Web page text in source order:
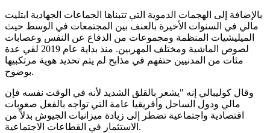
بالإضافة إلى الهجمات الدموية التي تتبناها الجماعات الجهادية ابتليت
مالي في السنوات الأخيرة بالعنف بين المجتمعات في الوسط حيث
الميليشيات المنظمة ومجموعات من الدفاع عن النفس وعصابات
لصوص الماشية ومختلف المهربين. منذ بداية عام 2019 لقي عدة
مئات من المدنيين حتفهم في مذابح لم يتم تحديد هوية مرتكبيها
بوضوح.
وقال كوليبالي إنه "يشعر بالقلق الشديد لأنه في الوقت نفسه فإن
مالي ودول الساحل وأفريقيا عامة التي تواجه بالفعل صعوبات
اقتصادية واجتماعية تضطر إلى زيادة ميزانيات الجيوش بدلاً من
الاستثمار في القطاعات الاجتماعية.